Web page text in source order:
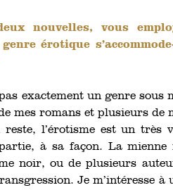
nouvelles, vous
érotique
exactement un genre sous
mes romans et plusieurs de
l’érotisme est un très
à sa façon. La mienne
noir, ou de plusieurs
Je m’intéresse à